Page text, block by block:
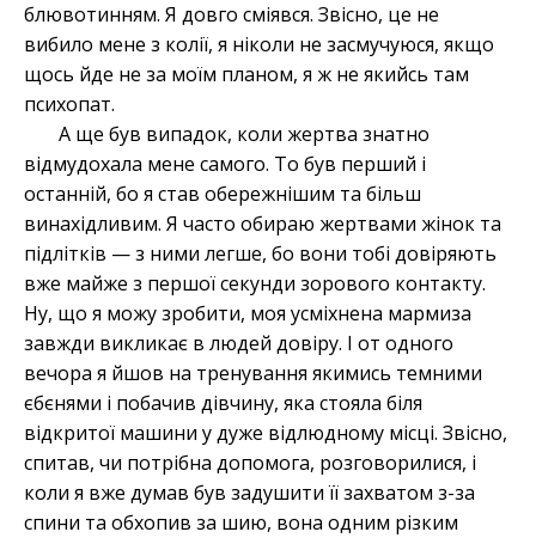
блювотинням. Я довго сміявся. Звісно, це не
вибило мене з колії, я ніколи не засмучуюся, якщо
щось йде не за моїм планом, я ж не якийсь там
психопат.
А ще був випадок, коли жертва знатно
відмудохала мене самого. То був перший і
останній, бо я став обережнішим та більш
винахідливим. Я часто обираю жертвами жінок та
підлітків — з ними легше, бо вони тобі довіряють
вже майже з першої секунди зорового контакту.
Ну, що я можу зробити, моя усміхнена мармиза
завжди викликає в людей довіру. І от одного
вечора я йшов на тренування якимись темними
єбєнями і побачив дівчину, яка стояла біля
відкритої машини у дуже відлюдному місці. Звісно,
спитав, чи потрібна допомога, розговорилися, і
коли я вже думав був задушити її захватом з-за
спини та обхопив за шию, вона одним різким